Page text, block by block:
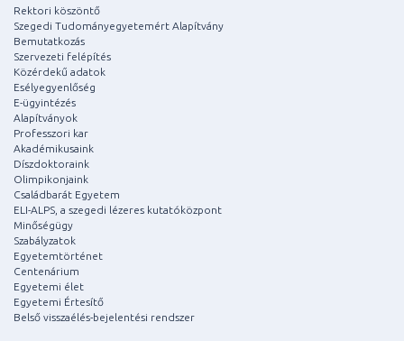
Rektori köszöntő
Szegedi Tudományegyetemért Alapítvány
Bemutatkozás
Szervezeti felépítés
Közérdekű adatok
Esélyegyenlőség
E-ügyintézés
Alapítványok
Professzori kar
Akadémikusaink
Díszdoktoraink
Olimpikonjaink
Családbarát Egyetem
ELI-ALPS, a szegedi lézeres kutatóközpont
Minőségügy
Szabályzatok
Egyetemtörténet
Centenárium
Egyetemi élet
Egyetemi Értesítő
Belső visszaélés-bejelentési rendszer